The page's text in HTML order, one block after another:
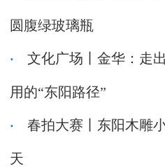
圆腹绿玻璃瓶
文化广场丨金华：走
用的“东阳路径”
春拍大赛丨东阳木雕
天